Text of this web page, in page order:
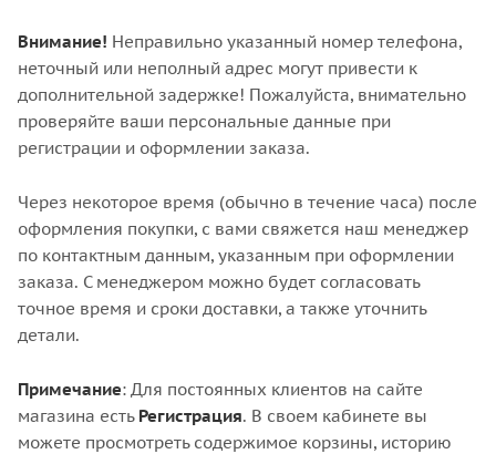
Внимание! Неправильно указанный номер телефона,
неточный или неполный адрес могут привести к
дополнительной задержке! Пожалуйста, внимательно
проверяйте ваши персональные данные при
регистрации и оформлении заказа.
Через некоторое время (обычно в течение часа) после
оформления покупки, с вами свяжется наш менеджер
по контактным данным, указанным при оформлении
заказа. С менеджером можно будет согласовать
точное время и сроки доставки, а также уточнить
детали.
Примечание: Для постоянных клиентов на сайте
магазина есть Регистрация. В своем кабинете вы
можете просмотреть содержимое корзины, историю